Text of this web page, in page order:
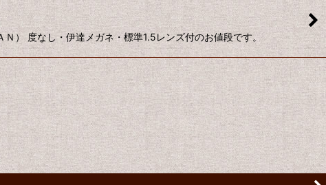
度なし・伊達メガネ・標準1.5レンズ付のお値段です。